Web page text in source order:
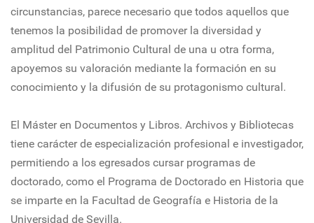
circunstancias, parece necesario que todos aquellos que
tenemos la posibilidad de promover la diversidad y
amplitud del Patrimonio Cultural de una u otra forma,
apoyemos su valoración mediante la formación en su
conocimiento y la difusión de su protagonismo cultural.
El Máster en Documentos y Libros. Archivos y Bibliotecas
tiene carácter de especialización profesional e investigador,
permitiendo a los egresados cursar programas de
doctorado, como el Programa de Doctorado en Historia que
se imparte en la Facultad de Geografía e Historia de la
Universidad de Sevilla.